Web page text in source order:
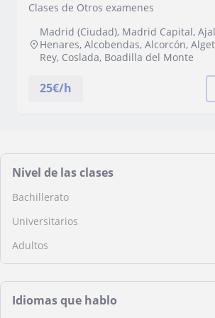
Clases de Otros examenes
Madrid (Ciudad), Madrid Capital,
Henares, Alcobendas, Alcorcón,
Rey, Coslada, Boadilla del Monte
25€/h
Nivel de las clases
Bachillerato
Universitarios
Adultos
Idiomas que hablo